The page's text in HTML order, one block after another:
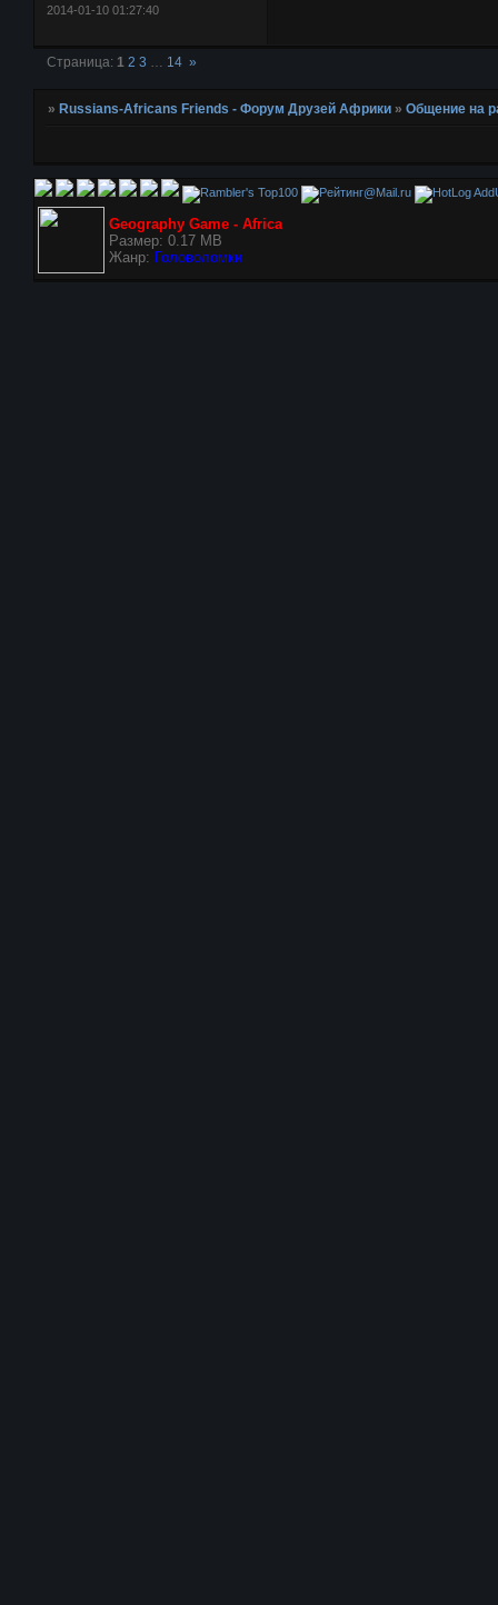
2014-01-10 01:27:40
Страница: 1 2 3 … 14 »
»Russians-Africans Friends - Форум Друзей Африки »Общение на
Geography Game - Africa
Размер: 0.17 MB
Жанр: Головоломки